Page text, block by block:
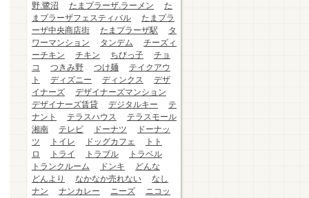
野.鷺沼
たまプラーザ.ラーメン
た
まプラーザフェスティバル
たまプラ
ーザ中央商店街
たまプラーザ駅
タ
ワーマンション
タンデム
チーズィ
ーチキン
チキン ちびっ子
チョ
コ
つきみ野 つけ麺
テイクアウ
ト
ディズニー ディンクス
デザ
イナーズ
デザイナーズマンション
デザイナーズ賃貸
デジタルキー
テ
ナント
テラスハウス
テラスモール
湘南
テレビ ドーナツ
ドーナッ
ツ
トイレ ドッグカフェ
トト
ロ
トライ トラブル
トラベル
トランクルーム
ドンキ
どんな
どんより
なかなか売れない
なし
ナン
ナンカレー ニーズ
ニコッ